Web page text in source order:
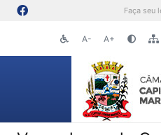
Faça seu
A- A+